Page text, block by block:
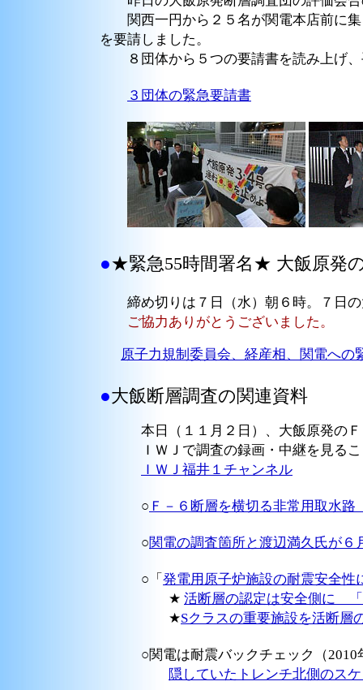
関西一円から２５名が関電本店前に集
を要請しました。
８団体から５つの要請書を読み上げ、
３団体の緊急要請書
●★緊急55時間署名★ 大飯原発
締め切りは７日（水）朝６時。７日の
ご協力ありがとうございました。
原子力規制委員会、経産相、関電への
●大飯断層調査の関連資料
本日（１１月２日）、大飯原発のＦ
ＩＷＪで調査の録画・中継を見るこ
ＩＷＪ福井１チャンネル
○ Ｆ－６断層を横切る非常用取水
○関電の調査箇所と渡辺満久氏が６
○「 発電用原子炉施設の耐震安全性
★ 活断層の認定は安全側に
★Sクラスの重要施設を活断
○関電は耐震バックチェック（2010
隠していたトレンチ北側のス